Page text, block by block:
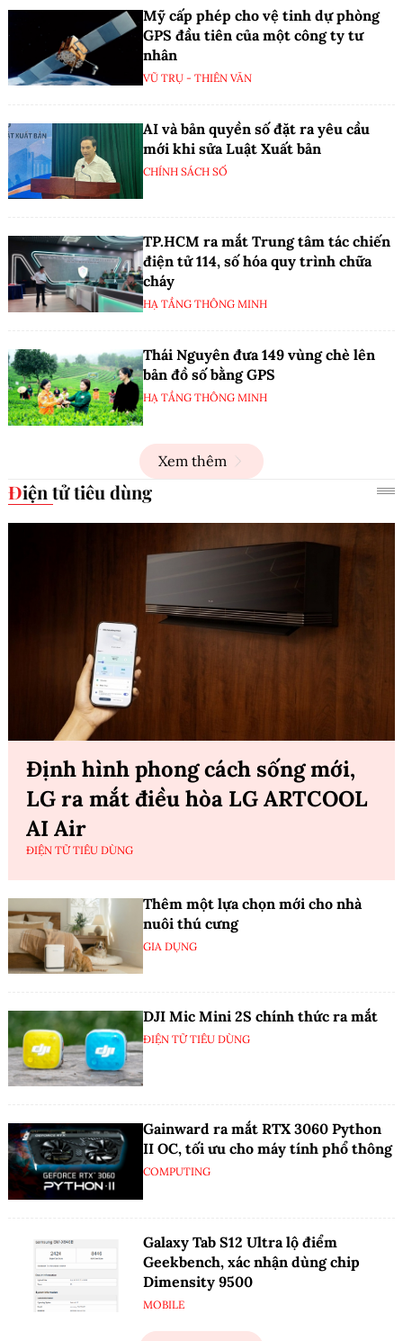
Mỹ cấp phép cho vệ tinh dự phòng
GPS đầu tiên của một công ty tư
nhân
VŨ TRỤ - THIÊN VĂN
AI và bản quyền số đặt ra yêu cầu
mới khi sửa Luật Xuất bản
CHÍNH SÁCH SỐ
TP.HCM ra mắt Trung tâm tác chiến
điện tử 114, số hóa quy trình chữa
cháy
HẠ TẦNG THÔNG MINH
Thái Nguyên đưa 149 vùng chè lên
bản đồ số bằng GPS
HẠ TẦNG THÔNG MINH
Xem thêm
Điện tử tiêu dùng
Định hình phong cách sống mới,
LG ra mắt điều hòa LG ARTCOOL
AI Air
ĐIỆN TỬ TIÊU DÙNG
Thêm một lựa chọn mới cho nhà
nuôi thú cưng
GIA DỤNG
DJI Mic Mini 2S chính thức ra mắt
ĐIỆN TỬ TIÊU DÙNG
Gainward ra mắt RTX 3060 Python
II OC, tối ưu cho máy tính phổ thông
COMPUTING
Galaxy Tab S12 Ultra lộ điểm
Geekbench, xác nhận dùng chip
Dimensity 9500
MOBILE